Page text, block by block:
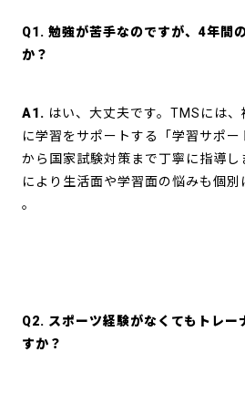
Q1. 勉強が苦手なのですが、4年間
か？
A1. はい、大丈夫です。TMSには
に学習をサポートする「学習サポ
から国家試験対策まで丁寧に指導し
により生活面や学習面の悩みも個
。
Q2. スポーツ経験がなくてもトレー
すか？